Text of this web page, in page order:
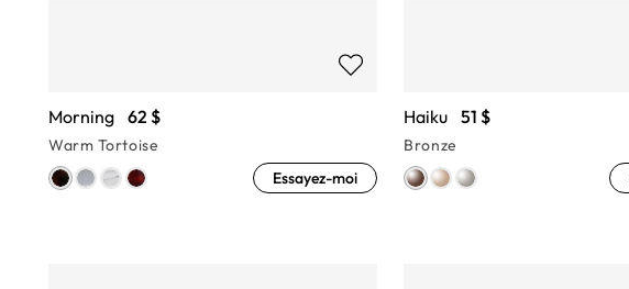
Morning 62 $
Warm Tortoise
Essayez-moi
Haiku 51 $
Bronze